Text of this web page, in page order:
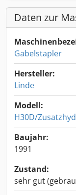
Daten zur
Gabelstapler
Hersteller:
Linde
Modell:
H30D/
Baujahr:
1991
Zustand:
sehr gut